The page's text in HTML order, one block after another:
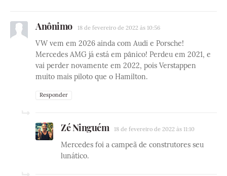
Anônimo 18 de fevereiro de 2022 às 10:56
VW vem em 2026 ainda com Audi e Porsche!
Mercedes AMG já está em pânico! Perdeu em 2021, e
vai perder novamente em 2022, pois Verstappen
muito mais piloto que o Hamilton.
Responder
Zé Ninguém 18 de fevereiro de 2022 às 11:10
Mercedes foi a campeã de construtores seu
lunático.